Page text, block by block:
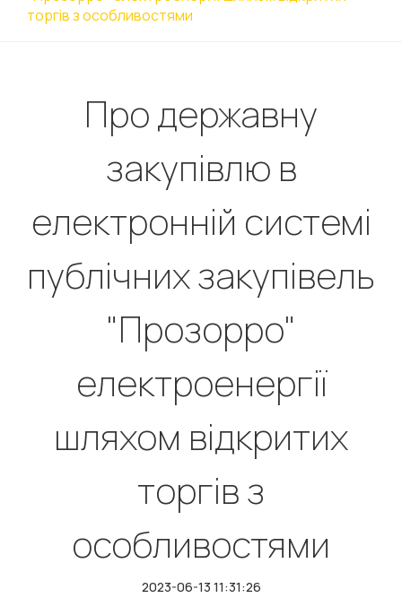
торгів з особливостями
Про державну
закупівлю в
електронній системі
публічних закупівель
"Прозорро"
електроенергії
шляхом відкритих
торгів з
особливостями
2023-06-13 11:31:26